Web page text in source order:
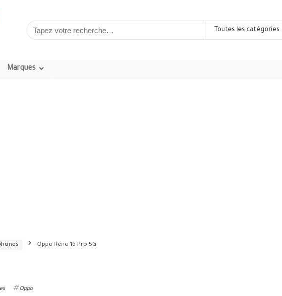
Toutes les catégories
Marques
Oppo Reno 16 Pro 5G
Oppo